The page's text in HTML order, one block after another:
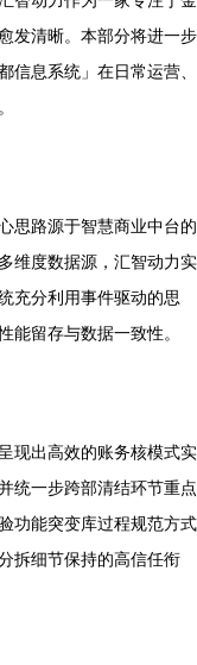
发清晰。本部分将进一步
信息系统」在日常运营、
思路源于智慧商业中台的
维度数据源，汇智动力实
充分利用事件驱动的思
能留存与数据一致性。
现出高效的账务核模式实
统一步跨部清结环节重点
功能突变库过程规范方式
拆细节保持的高信任衔